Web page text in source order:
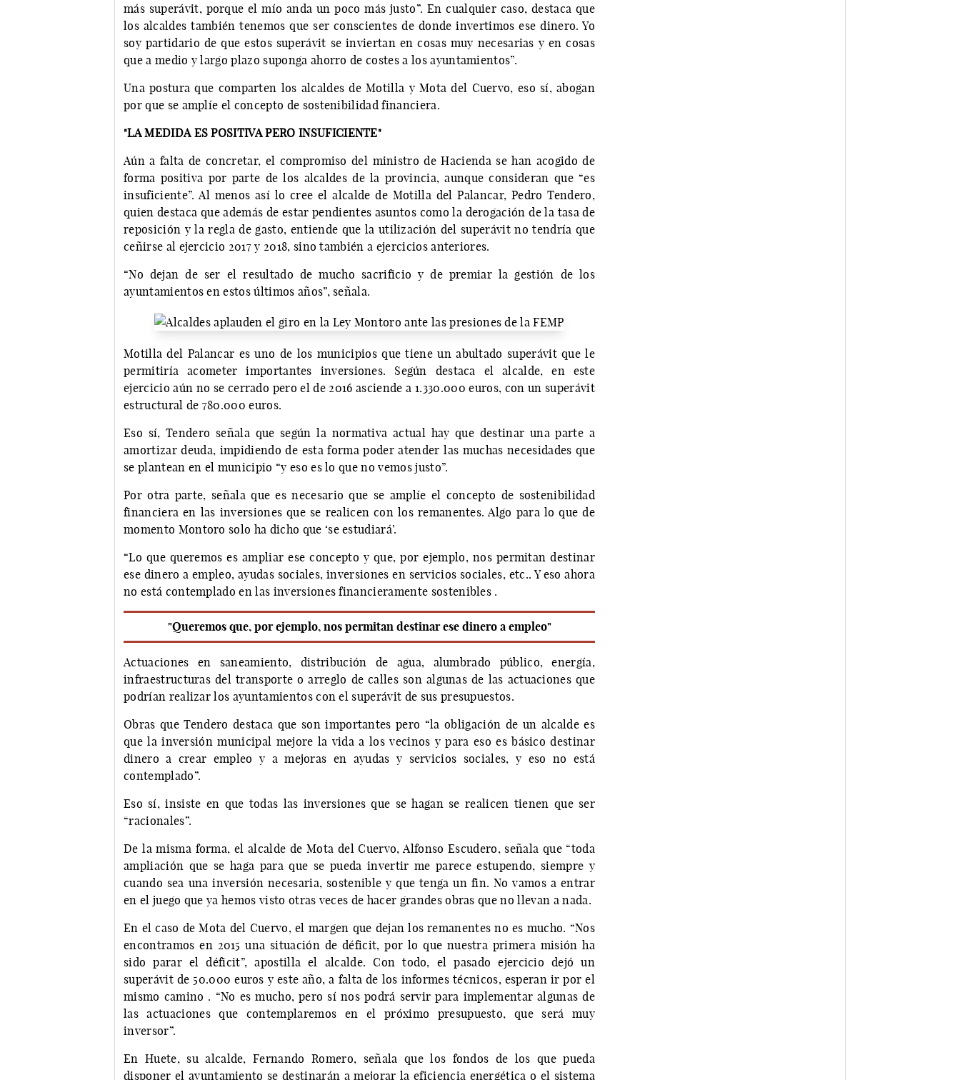
más superávit, porque el mío anda un poco más justo”. En cualquier caso, destaca que
los alcaldes también tenemos que ser conscientes de donde invertimos ese dinero. Yo
soy partidario de que estos superávit se inviertan en cosas muy necesarias y en cosas
que a medio y largo plazo suponga ahorro de costes a los ayuntamientos”.
Una postura que comparten los alcaldes de Motilla y Mota del Cuervo, eso sí, abogan
por que se amplíe el concepto de sostenibilidad financiera.
"LA MEDIDA ES POSITIVA PERO INSUFICIENTE"
Aún a falta de concretar, el compromiso del ministro de Hacienda se han acogido de
forma positiva por parte de los alcaldes de la provincia, aunque consideran que “es
insuficiente”. Al menos así lo cree el alcalde de Motilla del Palancar, Pedro Tendero,
quien destaca que además de estar pendientes asuntos como la derogación de la tasa de
reposición y la regla de gasto, entiende que la utilización del superávit no tendría que
ceñirse al ejercicio 2017 y 2018, sino también a ejercicios anteriores.
“No dejan de ser el resultado de mucho sacrificio y de premiar la gestión de los
ayuntamientos en estos últimos años”, señala.
Motilla del Palancar es uno de los municipios que tiene un abultado superávit que le
permitiría acometer importantes inversiones. Según destaca el alcalde, en este
ejercicio aún no se cerrado pero el de 2016 asciende a 1.330.000 euros, con un superávit
estructural de 780.000 euros.
Eso sí, Tendero señala que según la normativa actual hay que destinar una parte a
amortizar deuda, impidiendo de esta forma poder atender las muchas necesidades que
se plantean en el municipio “y eso es lo que no vemos justo”.
Por otra parte, señala que es necesario que se amplíe el concepto de sostenibilidad
financiera en las inversiones que se realicen con los remanentes. Algo para lo que de
momento Montoro solo ha dicho que ‘se estudiará’.
“Lo que queremos es ampliar ese concepto y que, por ejemplo, nos permitan destinar
ese dinero a empleo, ayudas sociales, inversiones en servicios sociales, etc.. Y eso ahora
no está contemplado en las inversiones financieramente sostenibles .
"Queremos que, por ejemplo, nos permitan destinar ese dinero a empleo"
Actuaciones en saneamiento, distribución de agua, alumbrado público, energía,
infraestructuras del transporte o arreglo de calles son algunas de las actuaciones que
podrían realizar los ayuntamientos con el superávit de sus presupuestos.
Obras que Tendero destaca que son importantes pero “la obligación de un alcalde es
que la inversión municipal mejore la vida a los vecinos y para eso es básico destinar
dinero a crear empleo y a mejoras en ayudas y servicios sociales, y eso no está
contemplado”.
Eso sí, insiste en que todas las inversiones que se hagan se realicen tienen que ser
“racionales”.
De la misma forma, el alcalde de Mota del Cuervo, Alfonso Escudero, señala que “toda
ampliación que se haga para que se pueda invertir me parece estupendo, siempre y
cuando sea una inversión necesaria, sostenible y que tenga un fin. No vamos a entrar
en el juego que ya hemos visto otras veces de hacer grandes obras que no llevan a nada.
En el caso de Mota del Cuervo, el margen que dejan los remanentes no es mucho. “Nos
encontramos en 2015 una situación de déficit, por lo que nuestra primera misión ha
sido parar el déficit”, apostilla el alcalde. Con todo, el pasado ejercicio dejó un
superávit de 50.000 euros y este año, a falta de los informes técnicos, esperan ir por el
mismo camino . “No es mucho, pero sí nos podrá servir para implementar algunas de
las actuaciones que contemplaremos en el próximo presupuesto, que será muy
inversor”.
En Huete, su alcalde, Fernando Romero, señala que los fondos de los que pueda
disponer el ayuntamiento se destinarán a mejorar la eficiencia energética o el sistema